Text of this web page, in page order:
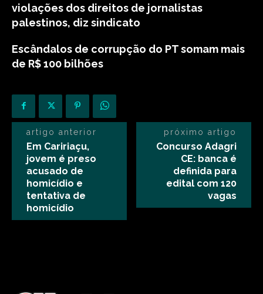
violações dos direitos de jornalistas
palestinos, diz sindicato
Escândalos de corrupção do PT somam mais
de R$ 100 bilhões
artigo anterior
Em Caririaçu,
jovem é preso
acusado de
homicídio e
tentativa de
homicídio
próximo artigo
Concurso Adagri
CE: banca é
definida para
edital com 120
vagas